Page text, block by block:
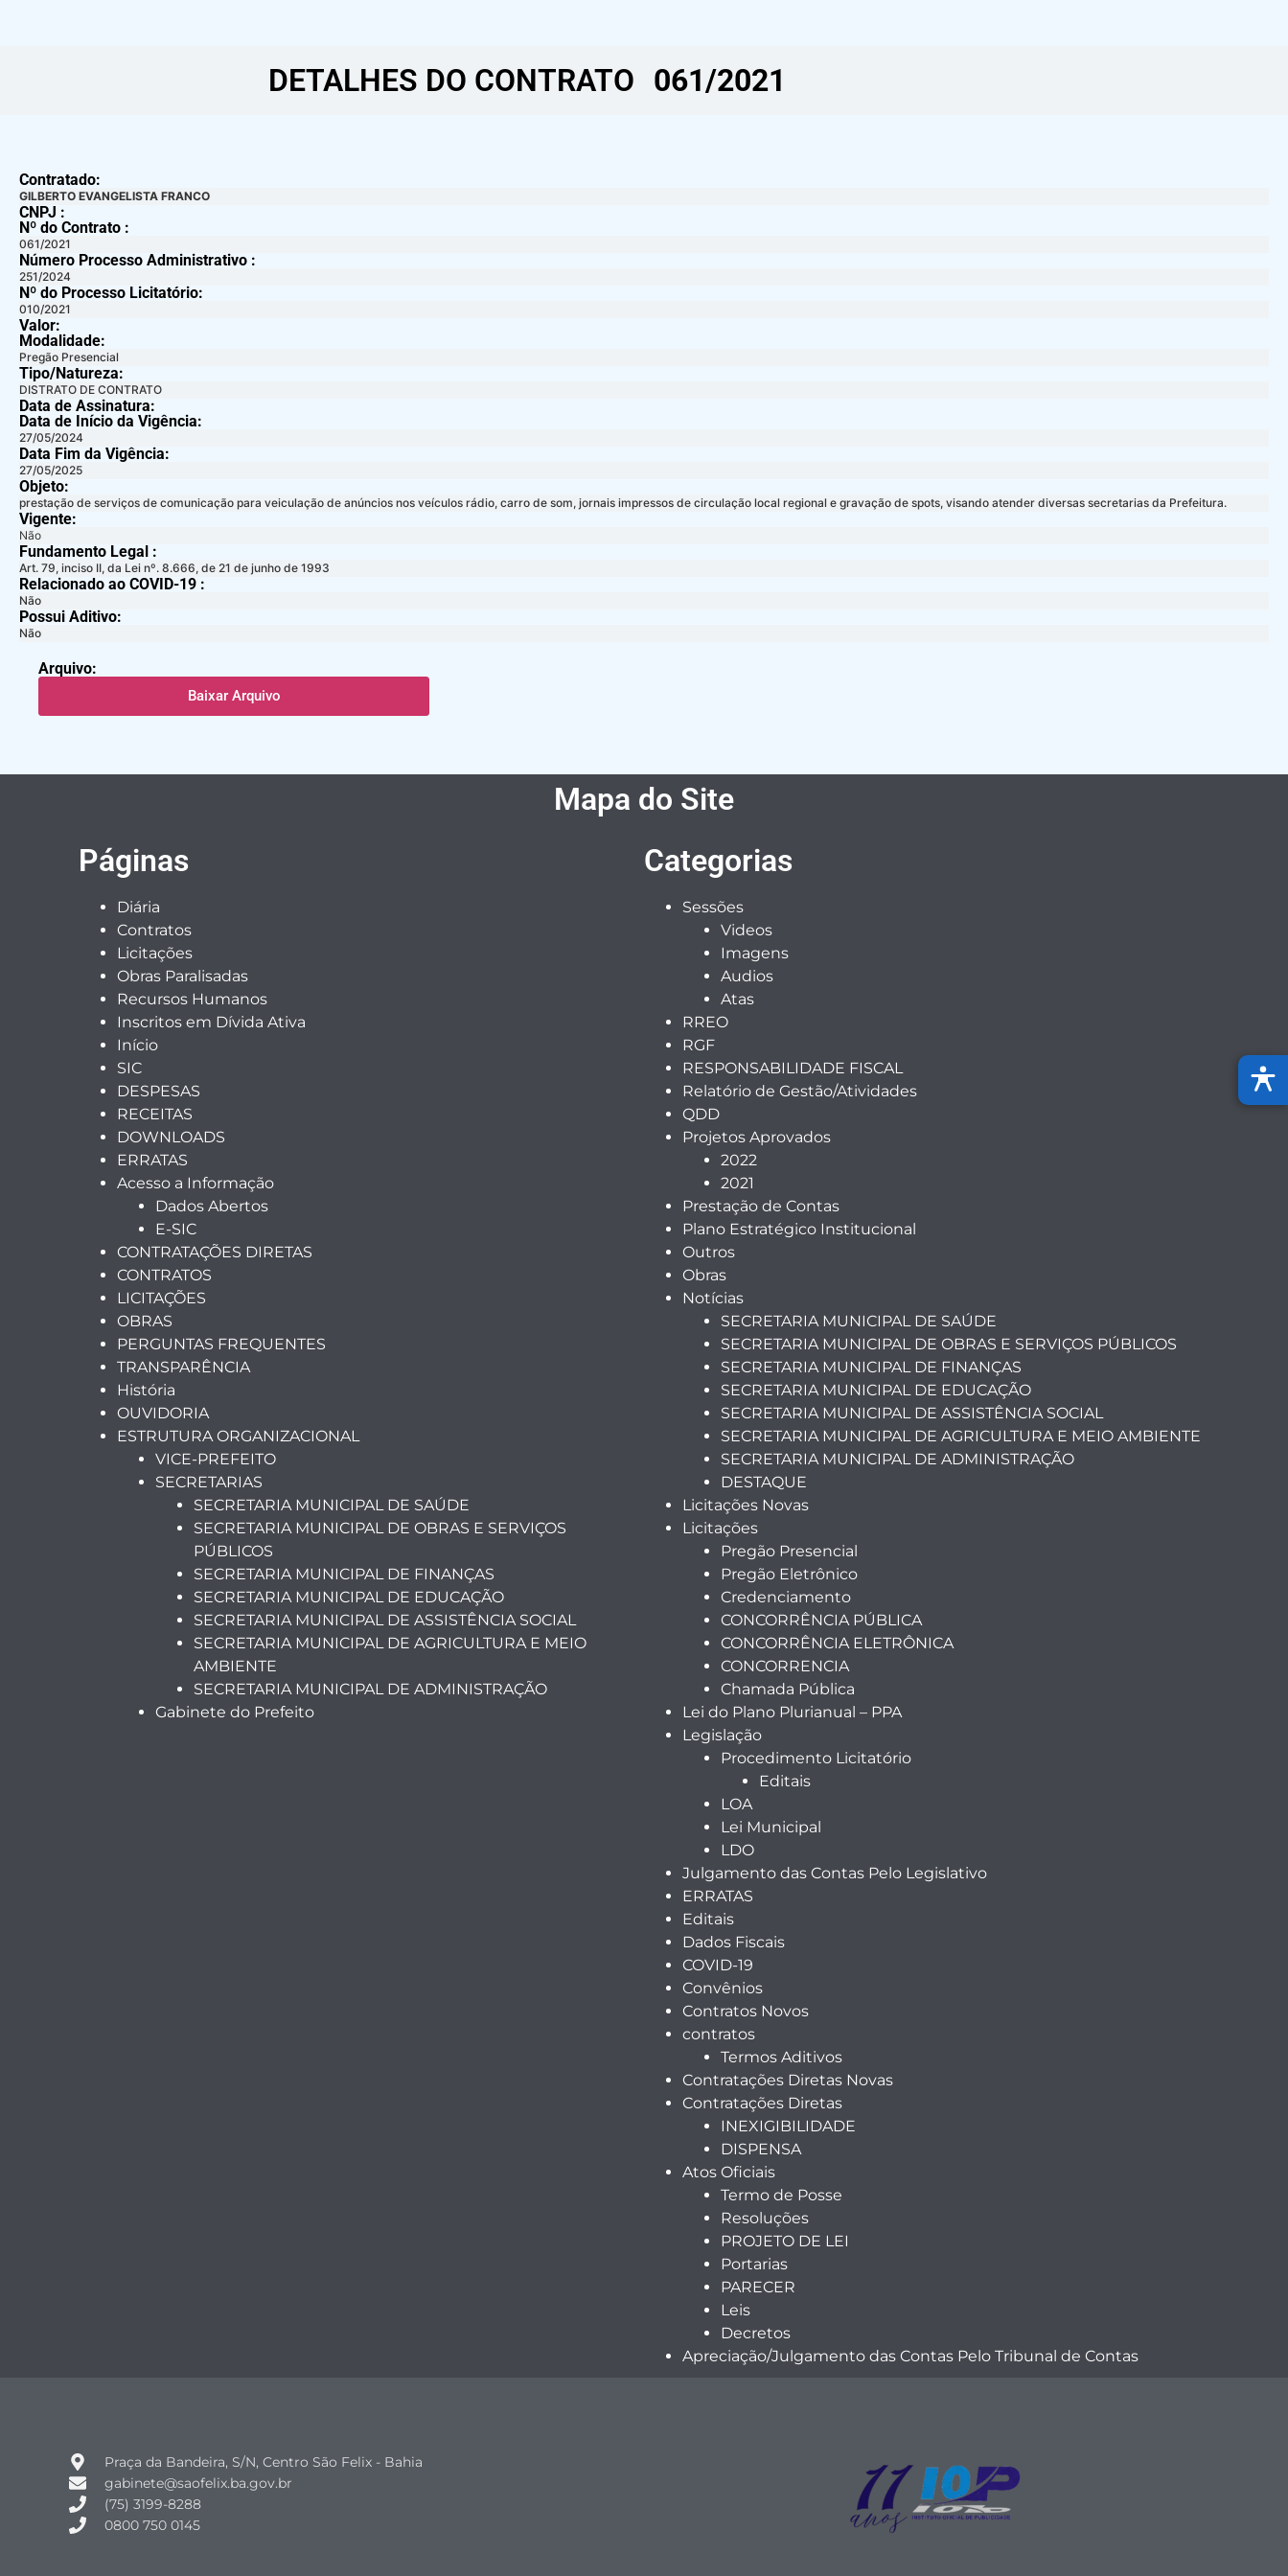
DETALHES DO CONTRATO​ 061/2021
Contratado:
GILBERTO EVANGELISTA FRANCO
CNPJ :
Nº do Contrato :
061/2021
Número Processo Administrativo :
251/2024
Nº do Processo Licitatório:
010/2021
Valor:
Modalidade:
Pregão Presencial
Tipo/Natureza:
DISTRATO DE CONTRATO
Data de Assinatura:
Data de Início da Vigência:
27/05/2024
Data Fim da Vigência:
27/05/2025
Objeto:
prestação de serviços de comunicação para veiculação de anúncios nos veículos rádio, carro de som, jornais impressos de circulação local regional e gravação de spots, visando atender diversas secretarias da Prefeitura.
Vigente:
Não
Fundamento Legal :​
Art. 79, inciso II, da Lei nº. 8.666, de 21 de junho de 1993
Relacionado ao COVID-19 :​
Não
Possui Aditivo:​
Não
Arquivo:
Baixar Arquivo
Mapa do Site
Páginas
Diária
Contratos
Licitações
Obras Paralisadas
Recursos Humanos
Inscritos em Dívida Ativa
Início
SIC
DESPESAS
RECEITAS
DOWNLOADS
ERRATAS
Acesso a Informação
Dados Abertos
E-SIC
CONTRATAÇÕES DIRETAS
CONTRATOS
LICITAÇÕES
OBRAS
PERGUNTAS FREQUENTES
TRANSPARÊNCIA
História
OUVIDORIA
ESTRUTURA ORGANIZACIONAL
VICE-PREFEITO
SECRETARIAS
SECRETARIA MUNICIPAL DE SAÚDE
SECRETARIA MUNICIPAL DE OBRAS E SERVIÇOS
PÚBLICOS
SECRETARIA MUNICIPAL DE FINANÇAS
SECRETARIA MUNICIPAL DE EDUCAÇÃO
SECRETARIA MUNICIPAL DE ASSISTÊNCIA SOCIAL
SECRETARIA MUNICIPAL DE AGRICULTURA E MEIO
AMBIENTE
SECRETARIA MUNICIPAL DE ADMINISTRAÇÃO
Gabinete do Prefeito
Categorias
Sessões
Videos
Imagens
Audios
Atas
RREO
RGF
RESPONSABILIDADE FISCAL
Relatório de Gestão/Atividades
QDD
Projetos Aprovados
2022
2021
Prestação de Contas
Plano Estratégico Institucional
Outros
Obras
Notícias
SECRETARIA MUNICIPAL DE SAÚDE
SECRETARIA MUNICIPAL DE OBRAS E SERVIÇOS PÚBLICOS
SECRETARIA MUNICIPAL DE FINANÇAS
SECRETARIA MUNICIPAL DE EDUCAÇÃO
SECRETARIA MUNICIPAL DE ASSISTÊNCIA SOCIAL
SECRETARIA MUNICIPAL DE AGRICULTURA E MEIO AMBIENTE
SECRETARIA MUNICIPAL DE ADMINISTRAÇÃO
DESTAQUE
Licitações Novas
Licitações
Pregão Presencial
Pregão Eletrônico
Credenciamento
CONCORRÊNCIA PÚBLICA
CONCORRÊNCIA ELETRÔNICA
CONCORRENCIA
Chamada Pública
Lei do Plano Plurianual – PPA
Legislação
Procedimento Licitatório
Editais
LOA
Lei Municipal
LDO
Julgamento das Contas Pelo Legislativo
ERRATAS
Editais
Dados Fiscais
COVID-19
Convênios
Contratos Novos
contratos
Termos Aditivos
Contratações Diretas Novas
Contratações Diretas
INEXIGIBILIDADE
DISPENSA
Atos Oficiais
Termo de Posse
Resoluções
PROJETO DE LEI
Portarias
PARECER
Leis
Decretos
Apreciação/Julgamento das Contas Pelo Tribunal de Contas
Praça da Bandeira, S/N, Centro São Felix - Bahia
gabinete@saofelix.ba.gov.br
(75) 3199-8288
0800 750 0145